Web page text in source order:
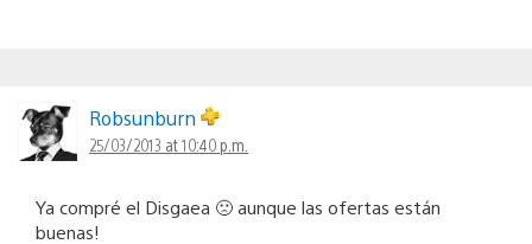
Robsunburn
25/03/2013 at 10:40 p.m.
Ya compré el Disgaea 🙁 aunque las ofertas están
buenas!